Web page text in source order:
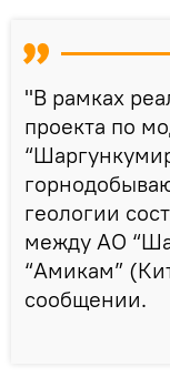
"В рамках
проекта по
геологии
между АО
“Амикам”
сообщении.